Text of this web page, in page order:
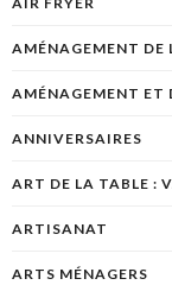
AMÉNAGEMENT DE
AMÉNAGEMENT ET
ANNIVERSAIRES
ART DE LA TABLE :
ARTISANAT
ARTS MÉNAGERS